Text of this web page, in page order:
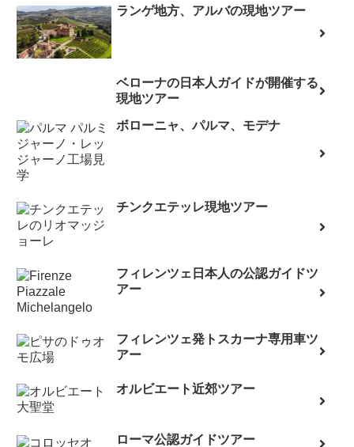
ランゲ地方、アルバの現地ツアー
ベローナの日本人ガイドが開催する
現地ツアー
ボローニャ、パルマ、モデナ
チンクエテッレ現地ツアー
フィレンツェ日本人の公認ガイドツ
アー
フィレンツェ発トスカーナ専用車ツ
アー
オルビエート近郊ツアー
ローマ公認ガイドツアー